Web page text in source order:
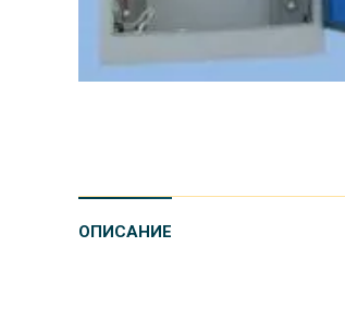
ОПИСАНИЕ